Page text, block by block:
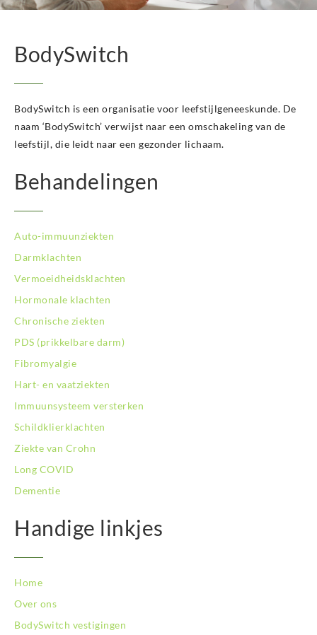
BodySwitch Hoofddorp
BodySwitch Hoorn
BodySwitch Kampen
BodySwitch Kerkrade
BodySwitch Krimpenerwaard
BodySwitch Leeuwarden
BodySwitch Leiden
BodySwitch Lelystad
BodySwitch Maastricht
BodySwitch Nijmegen
BodySwitch Oss
BodySwitch Purmerend
BodySwitch Rotterdam-Centrum
BodySwitch Rotterdam-Kralingen
BodySwitch Rotterdam-Oost
BodySwitch Schiedam
BodySwitch Tiel
BodySwitch Tilburg
BodySwitch Utrecht
BodySwitch Veluwe
BodySwitch Vlaardingen
BodySwitch Wageningen
BodySwitch Zaandam
BodySwitch Zeist
BodySwitch Zoetermeer
BodySwitch Zwolle
BodySwitch
BodySwitch is een organisatie voor leefstijlgeneeskunde. De
naam ‘BodySwitch’ verwijst naar een omschakeling van de
leefstijl, die leidt naar een gezonder lichaam.
Behandelingen
Auto-immuunziekten
Darmklachten
Vermoeidheidsklachten
Hormonale klachten
Chronische ziekten
PDS (prikkelbare darm)
Fibromyalgie
Hart- en vaatziekten
Immuunsysteem versterken
Schildklierklachten
Ziekte van Crohn
Long COVID
Dementie
Handige linkjes
Home
Over ons
BodySwitch vestigingen